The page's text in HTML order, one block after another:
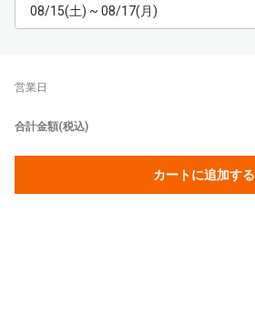
08/15(土) ~ 08/17(月)
営業日
合計金額(税込)
カートに追加する